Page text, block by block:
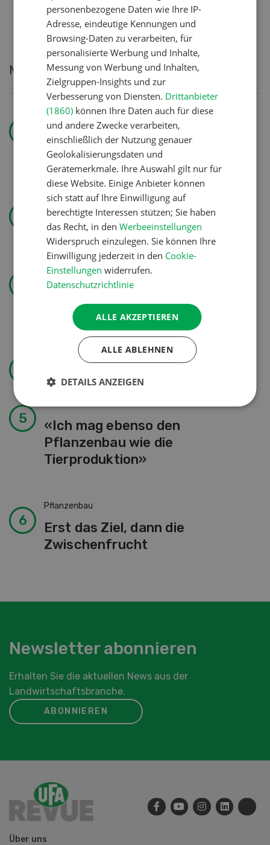
Meistgelesene Artikel
Nutztiere
Prächtig
trächtig
Landtechnik
Solomix
Betriebsführung
Kein Dauergarten ohne
Bewilligung
Wasser effizienter nutzen
«Ich mag ebenso den
Pflanzenbau wie die
Tierproduktion»
Pflanzenbau
Erst das Ziel, dann die
Zwischenfrucht
Newsletter abonnieren
Erhalten Sie die aktuellen News aus der
Landwirtschaftsbranche.
ABONNIEREN
Über uns
personenbezogene Daten wie Ihre IP-
Adresse, eindeutige Kennungen und
Browsing-Daten zu verarbeiten, für
personalisierte Werbung und Inhalte,
Messung von Werbung und Inhalten,
Zielgruppen-Insights und zur
Verbesserung von Diensten. Drittanbieter
(1860) können Ihre Daten auch für diese
und andere Zwecke verarbeiten,
einschließlich der Nutzung genauer
Geolokalisierungsdaten und
Gerätemerkmale. Ihre Auswahl gilt nur für
diese Website. Einige Anbieter können
sich statt auf Ihre Einwilligung auf
berechtigte Interessen stützen; Sie haben
das Recht, in denWerbeeinstellungen
Widerspruch einzulegen. Sie können Ihre
Einwilligung jederzeit in den Cookie-
Einstellungen widerrufen.
Datenschutzrichtlinie
ALLE AKZEPTIEREN
ALLE ABLEHNEN
DETAILS ANZEIGEN